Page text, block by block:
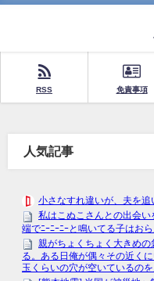
RSS 免責事項
人気記事